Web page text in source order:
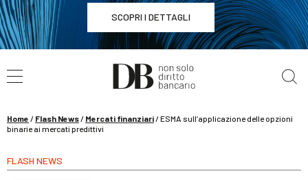
SCOPRI I DETTAGLI
WEBINAR / 1° Ottobre
La riforma del sistema sanzionatorio del TUF
Home / Flash News/ Mercati finanziari/ESMA sull’applicazione delle opzioni
binarie ai mercati predittivi
FLASH NEWS